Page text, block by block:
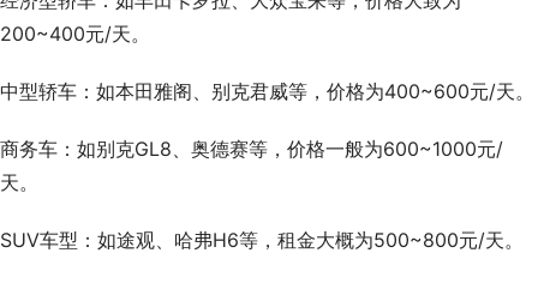
200~400元/天。
中型轿车：如本田雅阁、别克君威等，价格为400~600元/天。
商务车：如别克GL8、奥德赛等，价格一般为600~1000元/
天。
SUV车型：如途观、哈弗H6等，租金大概为500~800元/天。